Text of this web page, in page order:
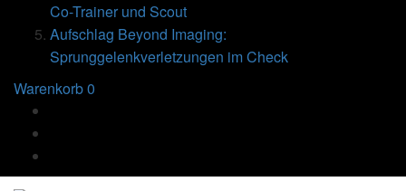
Co-Trainer und Scout
Aufschlag Beyond Imaging:
Sprunggelenkverletzungen im Check
Warenkorb0